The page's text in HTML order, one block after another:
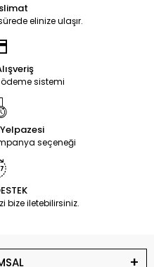
elinize ulaşır.
sistemi
seçeneği
bize iletebilirsiniz.